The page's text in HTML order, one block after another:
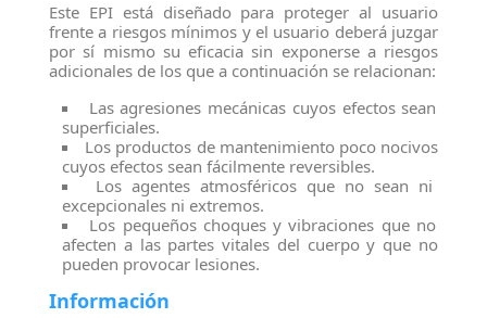
Este EPI está diseñado para proteger al usuario
frente a riesgos mínimos y el usuario deberá juzgar
por sí mismo su eficacia sin exponerse a riesgos
adicionales de los que a continuación se relacionan:
Las agresiones mecánicas cuyos efectos sean
superficiales.
Los productos de mantenimiento poco nocivos
cuyos efectos sean fácilmente reversibles.
Los agentes atmosféricos que no sean ni
excepcionales ni extremos.
Los pequeños choques y vibraciones que no
afecten a las partes vitales del cuerpo y que no
pueden provocar lesiones.
Información